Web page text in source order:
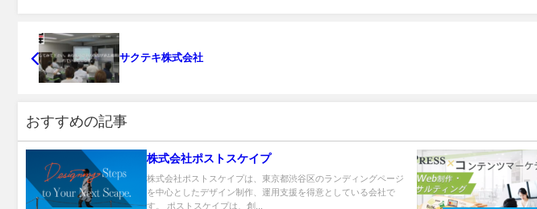
サクテキ株式会社
おすすめの記事
株式会社ポストスケイプ
株式会社ポストスケイプは、東京都渋谷区のランディングページ
を中心としたデザイン制作、運用支援を得意としている会社で
す。 ポストスケイプは、創...